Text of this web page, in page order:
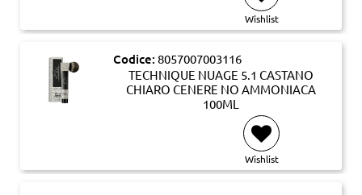
Wishlist
Codice: 8057007003116
TECHNIQUE NUAGE 5.1 CASTANO
CHIARO CENERE NO AMMONIACA
100ML
Wishlist